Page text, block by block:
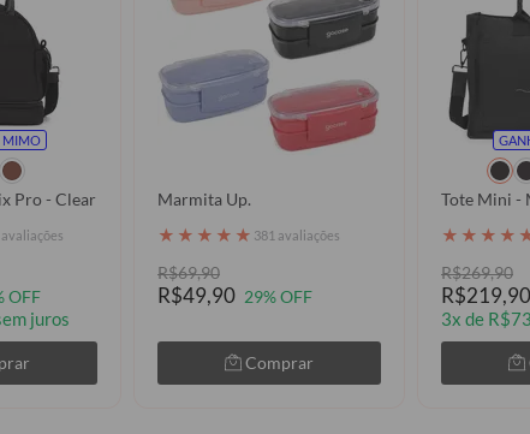
MIMO
Pro - Clear
OFF
juros
Marmita Up.
★ ★ ★ ★ ★ 381 avaliações
R$69,90
R$49,90 29% OFF
Comprar
★ ★ ★ ★
R$269,90
R$219,90
3x de